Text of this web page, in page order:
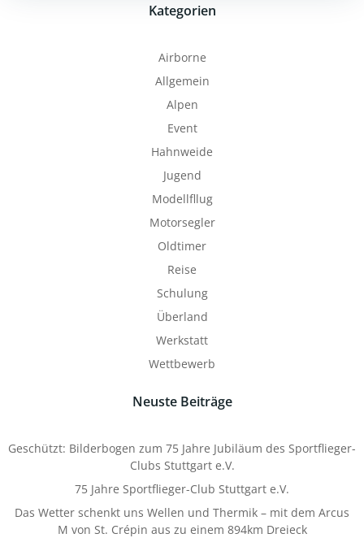
Kategorien
Airborne
Allgemein
Alpen
Event
Hahnweide
Jugend
Modellfllug
Motorsegler
Oldtimer
Reise
Schulung
Überland
Werkstatt
Wettbewerb
Neuste Beiträge
Geschützt: Bilderbogen zum 75 Jahre Jubiläum des Sportflieger-
Clubs Stuttgart e.V.
75 Jahre Sportflieger-Club Stuttgart e.V.
Das Wetter schenkt uns Wellen und Thermik – mit dem Arcus
M von St. Crépin aus zu einem 894km Dreieck